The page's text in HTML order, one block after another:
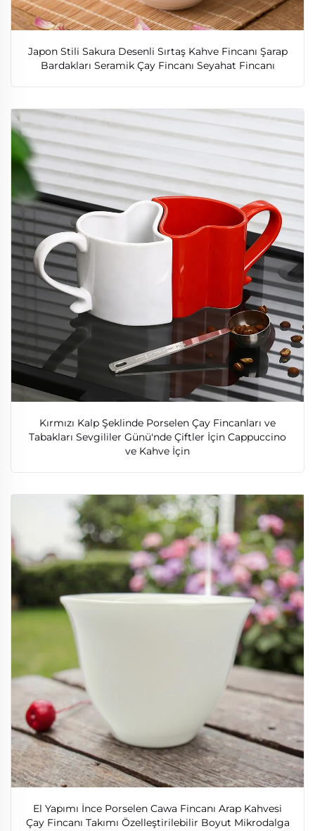
Japon Stili Sakura Desenli Sırtaş Kahve Fincanı Şarap
Bardakları Seramik Çay Fincanı Seyahat Fincanı
Kırmızı Kalp Şeklinde Porselen Çay Fincanları ve
Tabakları Sevgililer Günü'nde Çiftler İçin Cappuccino
ve Kahve İçin
El Yapımı İnce Porselen Cawa Fincanı Arap Kahvesi
Çay Fincanı Takımı Özelleştirilebilir Boyut Mikrodalga